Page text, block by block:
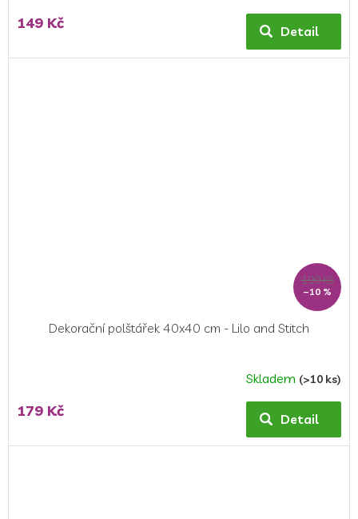
149 Kč Detail
199 Kč
–10 %
Dekorační polštářek 40x40 cm - Lilo and Stitch
Skladem (>10 ks)
179 Kč Detail